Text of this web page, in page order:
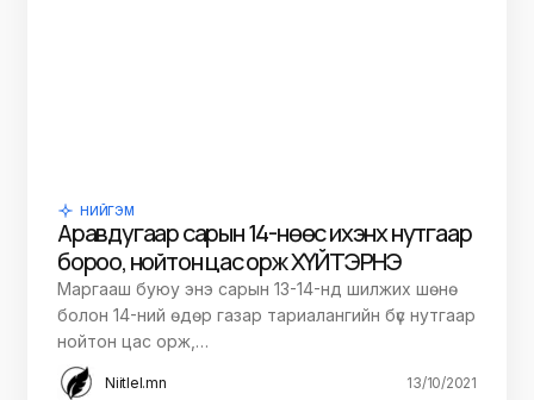
НИЙГЭМ
Аравдугаар сарын 14-нөөс ихэнх нутгаар
бороо, нойтон цас орж ХҮЙТЭРНЭ
Маргааш буюу энэ сарын 13-14-нд шилжих шөнө
болон 14-ний өдөр газар тариалангийн бүс нутгаар
нойтон цас орж,…
Niitlel.mn 13/10/2021